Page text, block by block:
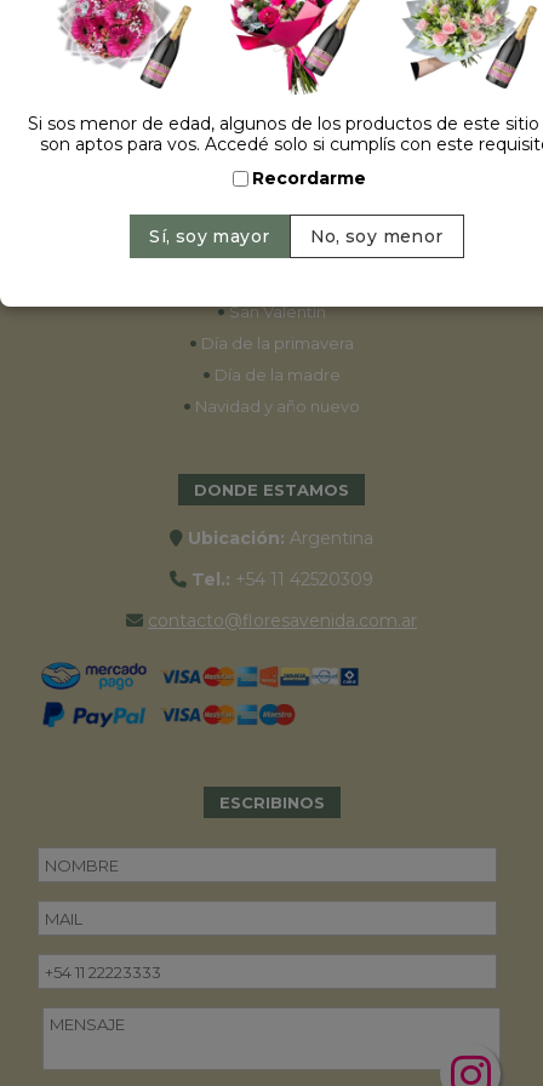
ESPECIALES
•Cumpleaños
•15 años
• Bodas
•Aniversarios
•Graduaciones
•San Valentín
• Día de la primavera
• Día de la madre
• Navidad y año nuevo
DONDE ESTAMOS
Ubicación: Argentina
Tel.: +54 11 42520309
contacto@floresavenida.com.ar
ESCRIBINOS
Si sos menor de edad, algunos de los productos de este
son aptos para vos. Accedé solo si cumplís con este
Recordarme